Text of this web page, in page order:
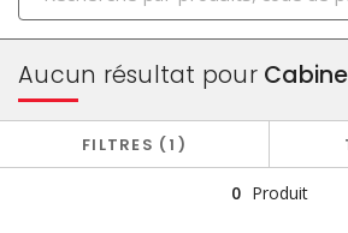
boîtiers et cabinets
Aucun résultat pour
FILTRES 1
0 Produit